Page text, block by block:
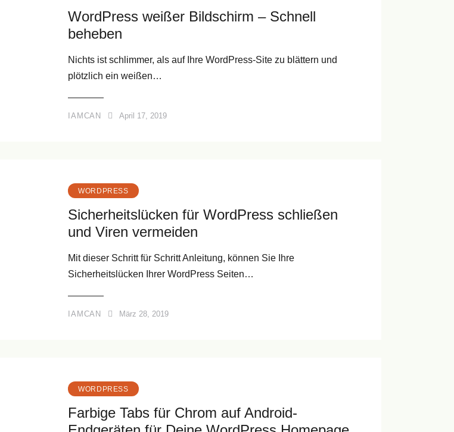
WordPress weißer Bildschirm – Schnell
beheben
Nichts ist schlimmer, als auf Ihre WordPress-Site zu blättern und
plötzlich ein weißen…
IAMCAN April 17, 2019
WORDPRESS
Sicherheitslücken für WordPress schließen
und Viren vermeiden
Mit dieser Schritt für Schritt Anleitung, können Sie Ihre
Sicherheitslücken Ihrer WordPress Seiten…
IAMCAN März 28, 2019
WORDPRESS
Farbige Tabs für Chrom auf Android-